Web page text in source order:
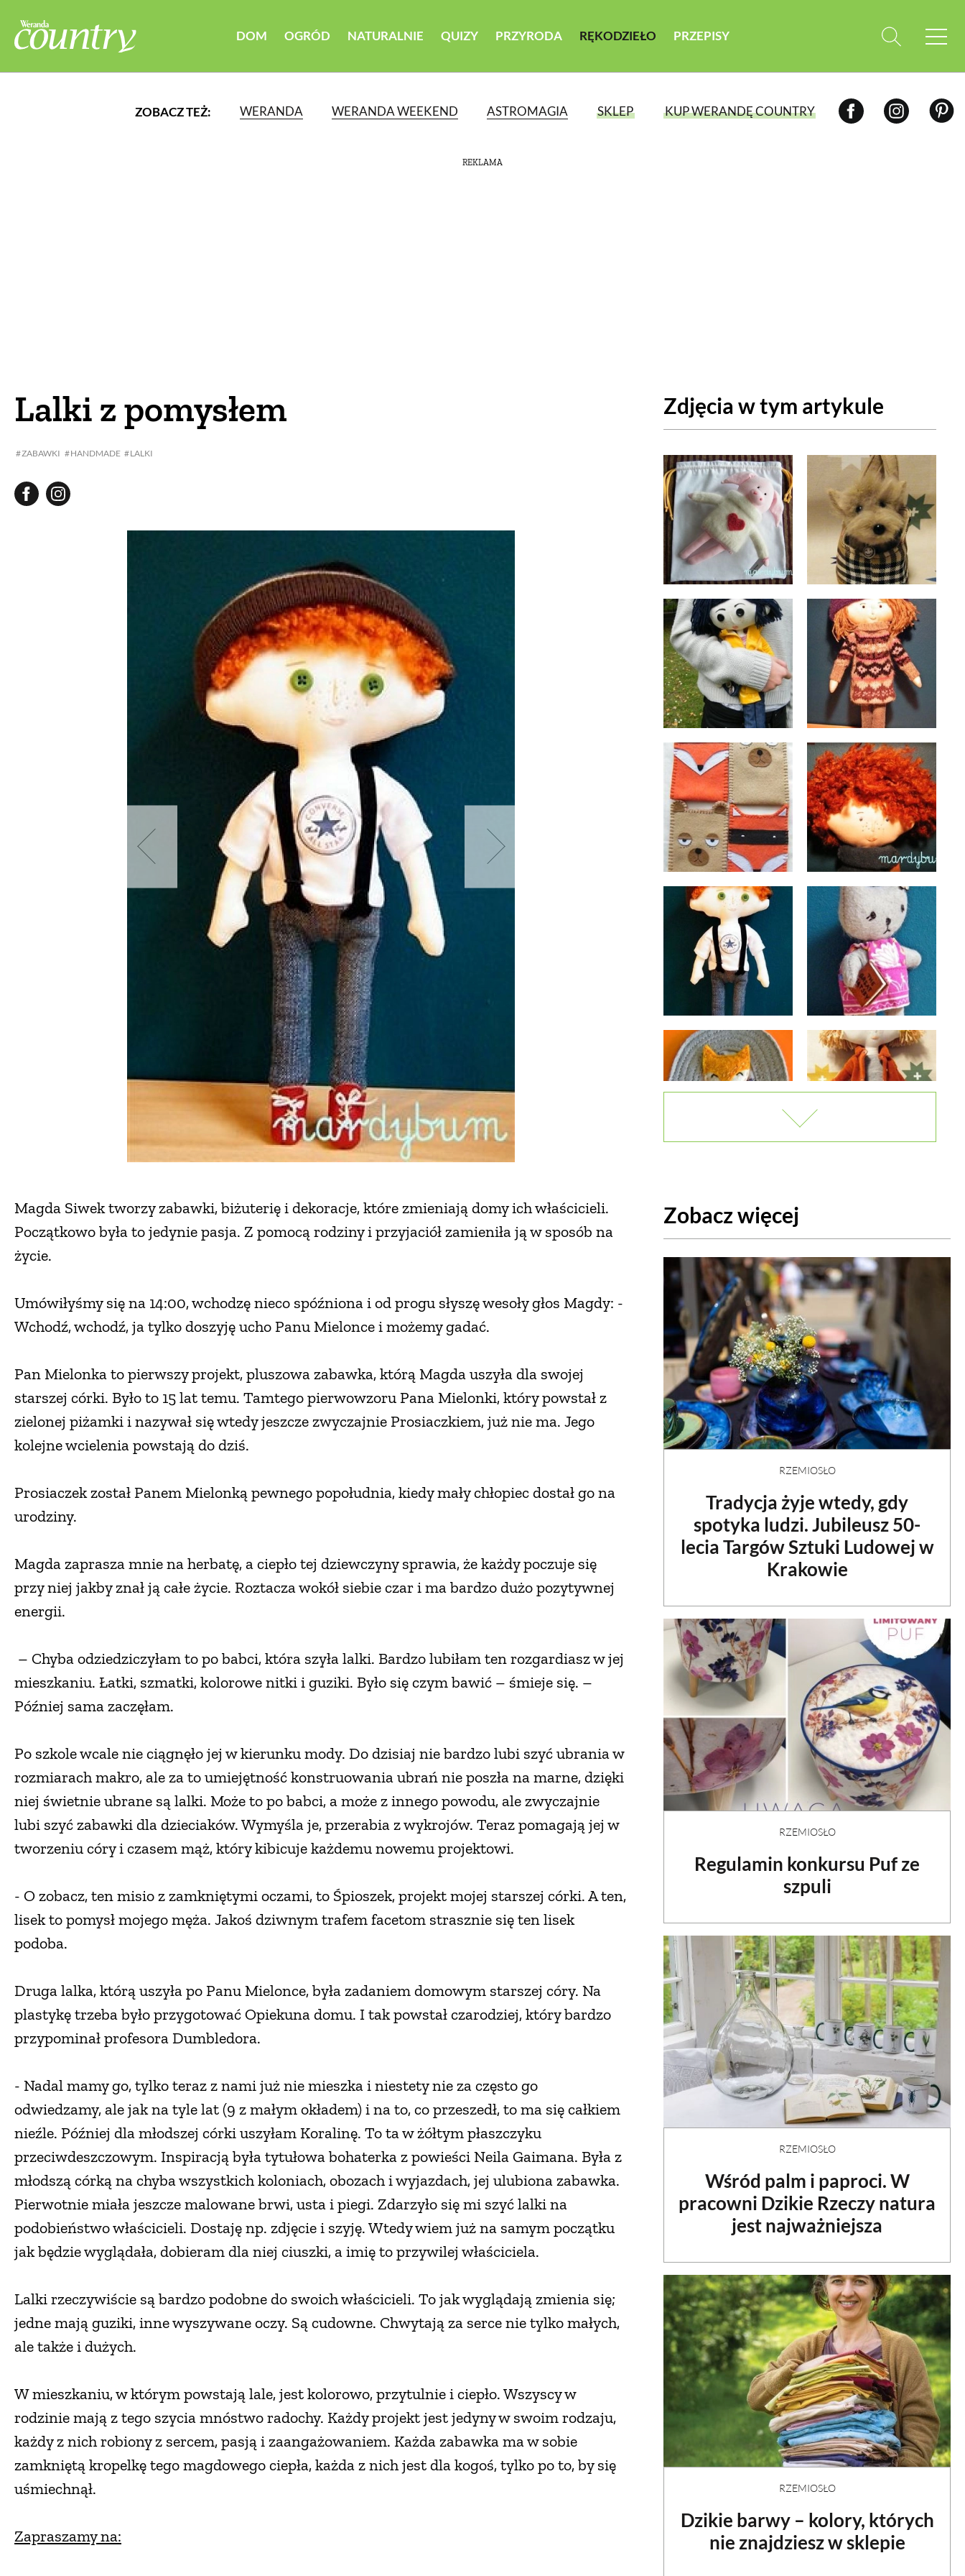
DOM OGRÓD NATURALNIE QUIZY PRZYRODA RĘKODZIEŁO PRZEPISY
ZOBACZ TEŻ: WERANDA WERANDA WEEKEND ASTROMAGIA SKLEP KUP WERANDĘ COUNTRY
REKLAMA
Lalki z pomysłem
ZABAWKI HANDMADE LALKI
Zdjęcia w tym artykule
Magda Siwek tworzy zabawki, biżuterię i dekoracje, które zmieniają domy ich właścicieli.
Początkowo była to jedynie pasja. Z pomocą rodziny i przyjaciół zamieniła ją w sposób na
życie.
Umówiłyśmy się na 14:00, wchodzę nieco spóźniona i od progu słyszę wesoły głos Magdy: -
Wchodź, wchodź, ja tylko doszyję ucho Panu Mielonce i możemy gadać.
Pan Mielonka to pierwszy projekt, pluszowa zabawka, którą Magda uszyła dla swojej
starszej córki. Było to 15 lat temu. Tamtego pierwowzoru Pana Mielonki, który powstał z
zielonej piżamki i nazywał się wtedy jeszcze zwyczajnie Prosiaczkiem, już nie ma. Jego
kolejne wcielenia powstają do dziś.
Prosiaczek został Panem Mielonką pewnego popołudnia, kiedy mały chłopiec dostał go na
urodziny.
Magda zaprasza mnie na herbatę, a ciepło tej dziewczyny sprawia, że każdy poczuje się
przy niej jakby znał ją całe życie. Roztacza wokół siebie czar i ma bardzo dużo pozytywnej
energii.
– Chyba odziedziczyłam to po babci, która szyła lalki. Bardzo lubiłam ten rozgardiasz w jej
mieszkaniu. Łatki, szmatki, kolorowe nitki i guziki. Było się czym bawić – śmieje się. –
Później sama zaczęłam.
Po szkole wcale nie ciągnęło jej w kierunku mody. Do dzisiaj nie bardzo lubi szyć ubrania w
rozmiarach makro, ale za to umiejętność konstruowania ubrań nie poszła na marne, dzięki
niej świetnie ubrane są lalki. Może to po babci, a może z innego powodu, ale zwyczajnie
lubi szyć zabawki dla dzieciaków. Wymyśla je, przerabia z wykrojów. Teraz pomagają jej w
tworzeniu córy i czasem mąż, który kibicuje każdemu nowemu projektowi.
- O zobacz, ten misio z zamkniętymi oczami, to Śpioszek, projekt mojej starszej córki. A ten,
lisek to pomysł mojego męża. Jakoś dziwnym trafem facetom strasznie się ten lisek
podoba.
Druga lalka, którą uszyła po Panu Mielonce, była zadaniem domowym starszej córy. Na
plastykę trzeba było przygotować Opiekuna domu. I tak powstał czarodziej, który bardzo
przypominał profesora Dumbledora.
- Nadal mamy go, tylko teraz z nami już nie mieszka i niestety nie za często go
odwiedzamy, ale jak na tyle lat (9 z małym okładem) i na to, co przeszedł, to ma się całkiem
nieźle. Później dla młodszej córki uszyłam Koralinę. To ta w żółtym płaszczyku
przeciwdeszczowym. Inspiracją była tytułowa bohaterka z powieści Neila Gaimana. Była z
młodszą córką na chyba wszystkich koloniach, obozach i wyjazdach, jej ulubiona zabawka.
Pierwotnie miała jeszcze malowane brwi, usta i piegi. Zdarzyło się mi szyć lalki na
podobieństwo właścicieli. Dostaję np. zdjęcie i szyję. Wtedy wiem już na samym początku
jak będzie wyglądała, dobieram dla niej ciuszki, a imię to przywilej właściciela.
Lalki rzeczywiście są bardzo podobne do swoich właścicieli. To jak wyglądają zmienia się;
jedne mają guziki, inne wyszywane oczy. Są cudowne. Chwytają za serce nie tylko małych,
ale także i dużych.
W mieszkaniu, w którym powstają lale, jest kolorowo, przytulnie i ciepło. Wszyscy w
rodzinie mają z tego szycia mnóstwo radochy. Każdy projekt jest jedyny w swoim rodzaju,
każdy z nich robiony z sercem, pasją i zaangażowaniem. Każda zabawka ma w sobie
zamkniętą kropelkę tego magdowego ciepła, każda z nich jest dla kogoś, tylko po to, by się
uśmiechnął.
Zapraszamy na:
Zobacz więcej
RZEMIOSŁO
Tradycja żyje wtedy, gdy
spotyka ludzi. Jubileusz 50-
lecia Targów Sztuki Ludowej w
Krakowie
RZEMIOSŁO
Regulamin konkursu Puf ze
szpuli
RZEMIOSŁO
Wśród palm i paproci. W
pracowni Dzikie Rzeczy natura
jest najważniejsza
RZEMIOSŁO
Dzikie barwy – kolory, których
nie znajdziesz w sklepie
PROJEKTOWANIE OGRODU NATURALNA APTECZKA
ZWIERZĘTA DOMOWE
RĘKODZIEŁO RZEMIOSŁO
PRZYSTAWKI ZUPY
DANIA GŁÓWNE CIASTA I DESERY PRZETWORY INNE